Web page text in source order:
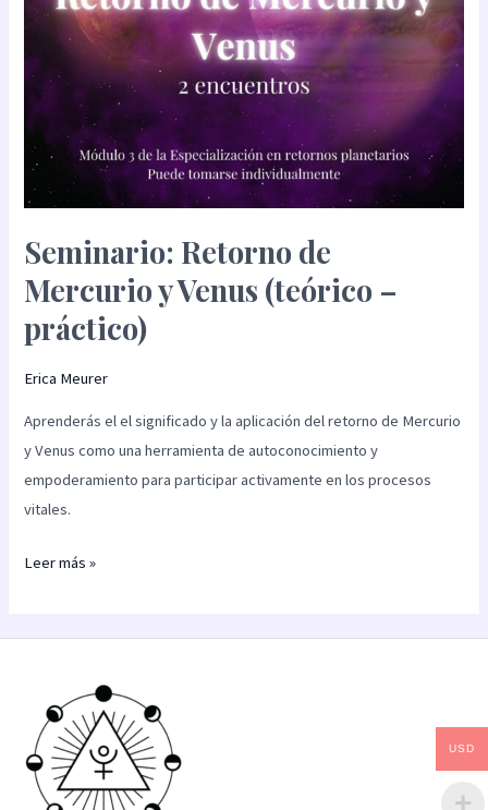
Seminario: Retorno de
Mercurio y Venus (teórico –
práctico)
Erica Meurer
Aprenderás el el significado y la aplicación del retorno de Mercurio
y Venus como una herramienta de autoconocimiento y
empoderamiento para participar activamente en los procesos
vitales.
práctico)
Leer más »
USD